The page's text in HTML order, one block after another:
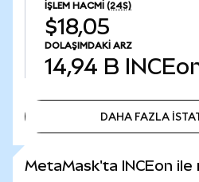
İŞLEM HACMI (24S)
$18,05
DOLAŞIMDAKI ARZ
14,94 B
DAHA FAZLA
MetaMask'ta INCEon ile